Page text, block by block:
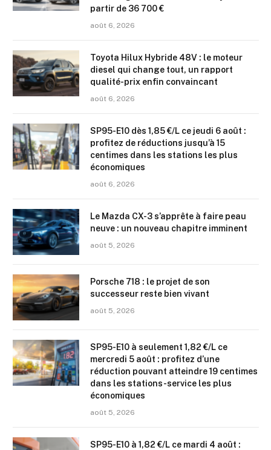
partir de 36 700 €
août 6, 2026
Toyota Hilux Hybride 48V : le moteur
diesel qui change tout, un rapport
qualité-prix enfin convaincant
août 6, 2026
SP95-E10 dès 1,85 €/L ce jeudi 6 août :
profitez de réductions jusqu’à 15
centimes dans les stations les plus
économiques
août 6, 2026
Le Mazda CX-3 s’apprête à faire peau
neuve : un nouveau chapitre imminent
août 5, 2026
Porsche 718 : le projet de son
successeur reste bien vivant
août 5, 2026
SP95-E10 à seulement 1,82 €/L ce
mercredi 5 août : profitez d’une
réduction pouvant atteindre 19 centimes
dans les stations-service les plus
économiques
août 5, 2026
SP95-E10 à 1,82 €/L ce mardi 4 août :